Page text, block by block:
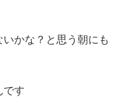
かな？と思う朝にも
です